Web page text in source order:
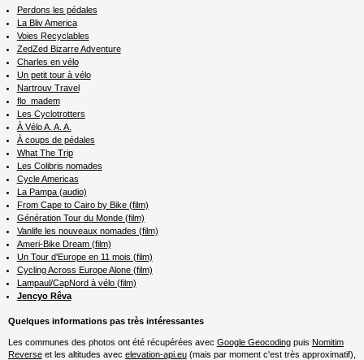
Perdons les pédales
La Bliv America
Voies Recyclables
ZedZed Bizarre Adventure
Charles en vélo
Un petit tour à vélo
Nartrouv Travel
flo_madem
Les Cyclotrotters
À Vélo A. A. A.
À coups de pédales
What The Trip
Les Colibris nomades
Cycle Americas
La Pampa (audio)
From Cape to Cairo by Bike (film)
Génération Tour du Monde (film)
Vanlife les nouveaux nomades (film)
Ameri-Bike Dream (film)
Un Tour d'Europe en 11 mois (film)
Cycling Across Europe Alone (film)
Lampaul/CapNord à vélo (film)
Jencyo Rêva
Quelques informations pas très intéressantes
Les communes des photos ont été récupérées avec Google Geocodingpuis Nomitim
Reverseet les altitudes avec elevation-api.eu(mais par moment c'est très approximatif),